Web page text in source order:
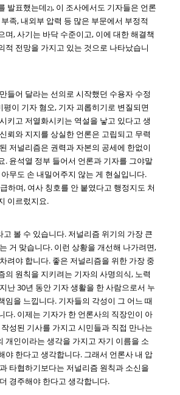
발표했는데2), 이 조사에서도 기자들은 언론
족, 내외부 압력 등 많은 부문에서 부정적
며, 사기는 바닥 수준이고, 이에 대한 해결책
적 전망을 가지고 있는 것으로 나타났습니
들어 달라는 선의로 시작했던 수용자 수정
이 기자 혐오, 기자 괴롭히기로 변질되면
키고 저열화시키는 역설을 낳고 있다고 생
뢰와 지지를 상실한 언론은 고립되고 무력
저널리즘은 권력과 자본의 공세에 한없이
. 윤석열 정부 들어서 언론과 기자를 그야말
무도 손 내밀어주지 않는 게 현실입니다.
급하며, 여사 칭호를 안 붙였다고 행정지도 처
이르렀지요.
볼 수 있습니다. 저널리즘 위기의 가장 큰
거 맞습니다. 이런 상황을 개선해 나가려면,
려야 합니다. 좋은 저널리즘을 위한 가장 중
의 원칙을 지키려는 기자의 사명의식, 노력
난 30년 동안 기자 생활을 한 사람으로서 누
임을 느낍니다. 기자들의 각성이 그 어느 때
다. 이제는 기자가 한 언론사의 직장인이 아
성된 기사를 가지고 시민들과 직접 만나는
개인이라는 생각을 가지고 자기 이름을 소
야 한다고 생각합니다. 그래서 언론사 내 압
타협하기보다는 저널리즘 원칙과 소신을
경주해야 한다고 생각합니다.